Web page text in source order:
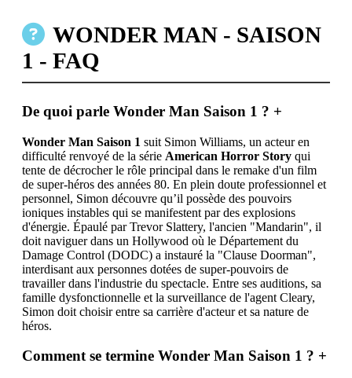
WONDER MAN - SAISON
1 - FAQ
De quoi parle Wonder Man Saison 1 ? +
Wonder Man Saison 1 suit Simon Williams, un acteur en
difficulté renvoyé de la série American Horror Story qui
tente de décrocher le rôle principal dans le remake d'un film
de super-héros des années 80. En plein doute professionnel et
personnel, Simon découvre qu’il possède des pouvoirs
ioniques instables qui se manifestent par des explosions
d'énergie. Épaulé par Trevor Slattery, l'ancien "Mandarin", il
doit naviguer dans un Hollywood où le Département du
Damage Control (DODC) a instauré la "Clause Doorman",
interdisant aux personnes dotées de super-pouvoirs de
travailler dans l'industrie du spectacle. Entre ses auditions, sa
famille dysfonctionnelle et la surveillance de l'agent Cleary,
Simon doit choisir entre sa carrière d'acteur et sa nature de
héros.
Comment se termine Wonder Man Saison 1 ? +